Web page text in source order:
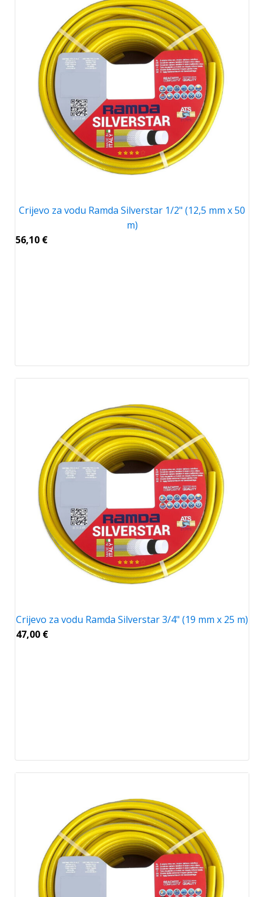
Crijevo za vodu Ramda Silverstar 1/2" (12,5 mm x 50
m)
56,10 €
Crijevo za vodu Ramda Silverstar 3/4" (19 mm x 25 m)
47,00 €